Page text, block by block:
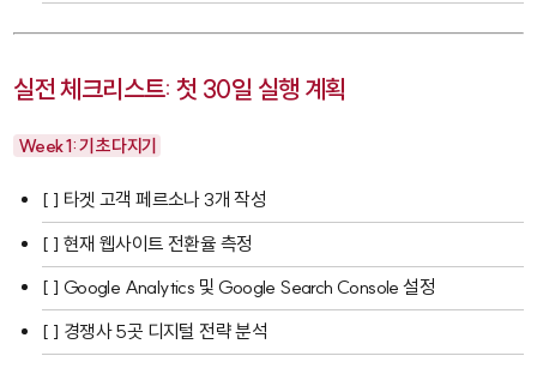
실전 체크리스트: 첫 30일 실행 계획
Week 1: 기초 다지기
[ ] 타겟 고객 페르소나 3개 작성
[ ] 현재 웹사이트 전환율 측정
[ ] Google Analytics 및 Google Search Console 설정
[ ] 경쟁사 5곳 디지털 전략 분석